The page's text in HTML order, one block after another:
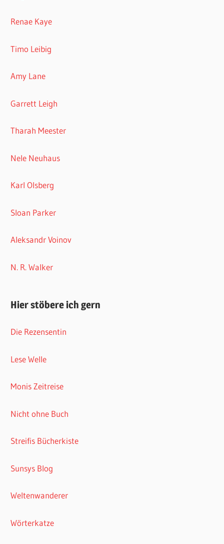
Renae Kaye
Timo Leibig
Amy Lane
Garrett Leigh
Tharah Meester
Nele Neuhaus
Karl Olsberg
Sloan Parker
Aleksandr Voinov
N. R. Walker
Hier stöbere ich gern
Die Rezensentin
Lese Welle
Monis Zeitreise
Nicht ohne Buch
Streifis Bücherkiste
Sunsys Blog
Weltenwanderer
Wörterkatze